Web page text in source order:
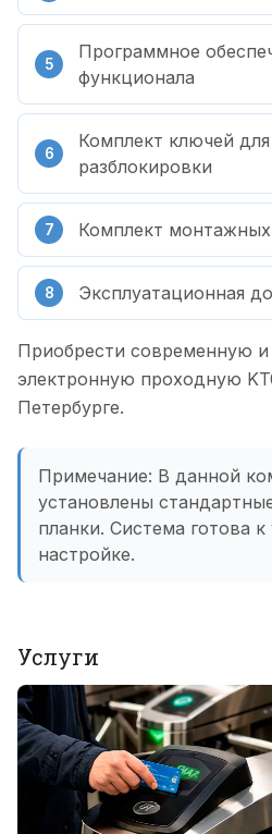
Программное
функционала
Комплект ключей
разблокировки
Комплект
Эксплуатационная
Приобрести современную
электронную проходную
Петербурге.
Примечание: В данной
установлены
планки. Система готова к
настройке.
Услуги